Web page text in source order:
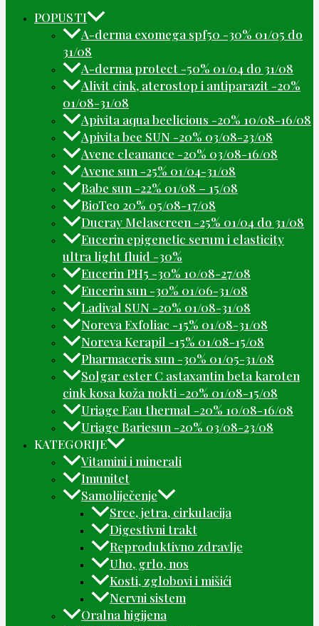
POPUSTI
A-derma exomega spf50 -30% 01/05 do
31/08
A-derma protect -50% 01/04 do 31/08
Alivit cink, aterostop i antiparazit -20%
01/08-31/08
Apivita aqua beelicious -20% 10/08-16/08
Apivita bee SUN -20% 03/08-23/08
Avene cleanance -20% 03/08-16/08
Avene sun -25% 01/04-31/08
Babe sun -22% 01/08 – 15/08
BioTeo 20% 05/08-17/08
Ducray Melascreen -25% 01/04 do 31/08
Eucerin epigenetic serum i elasticity
ultra light fluid -30%
Eucerin PH5 -30% 10/08-27/08
Eucerin sun -30% 01/06-31/08
Ladival SUN -20% 01/08-31/08
Noreva Exfoliac -15% 01/08-31/08
Noreva Kerapil -15% 01/08-15/08
Pharmaceris sun -30% 01/05-31/08
Solgar ester C astaxantin beta karoten
cink kosa koža nokti -20% 01/08-15/08
Uriage Eau thermal -20% 10/08-16/08
Uriage Bariesun -20% 03/08-23/08
KATEGORIJE
Vitamini i minerali
Imunitet
Samoliječenje
Srce, jetra, cirkulacija
Digestivni trakt
Reproduktivno zdravlje
Uho, grlo, nos
Kosti, zglobovi i mišići
Nervni sistem
Oralna higijena